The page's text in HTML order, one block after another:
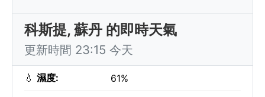
科斯提, 蘇丹 的即時天氣
更新時間 23:15 今天
💧 濕度: 61%